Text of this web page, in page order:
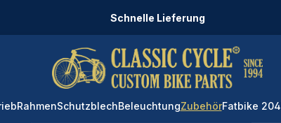
Schnelle Lieferung
RahmenSchutzblechBeleuchtungZubehörFatbike 204